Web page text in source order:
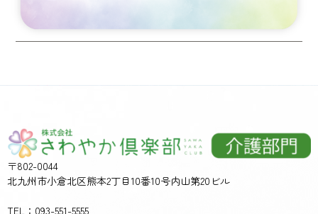
〒802-0044
北九州市小倉北区熊本2丁目10番10号内山第20ビル
TEL：093-551-5555